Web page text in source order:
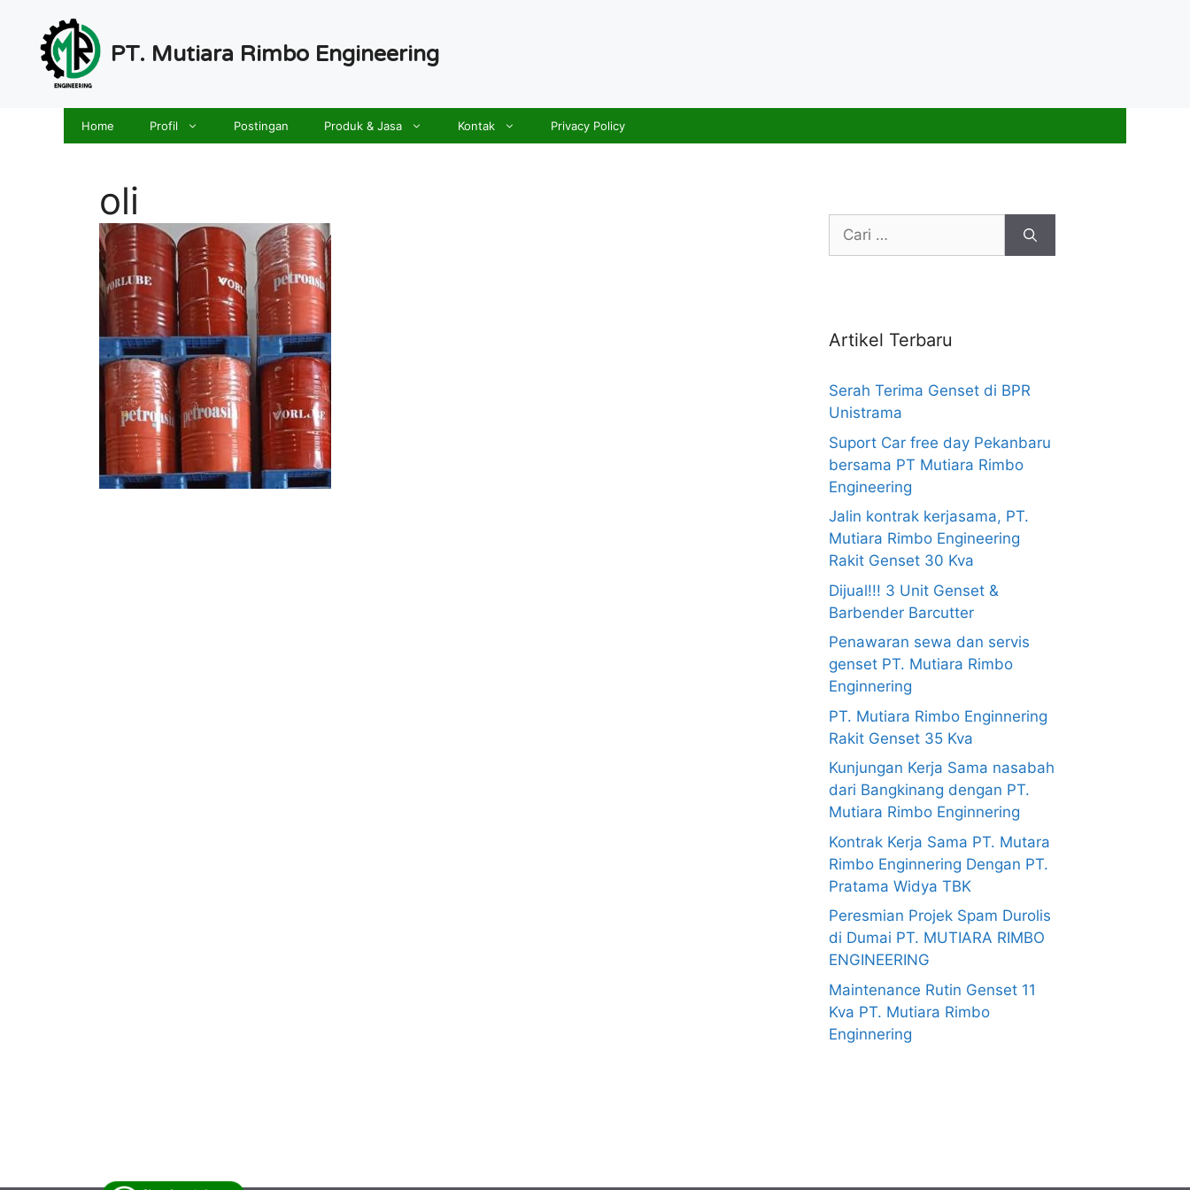
PT. Mutiara Rimbo Engineering
Home Profil Postingan Produk & Jasa Kontak Privacy Policy
oli
Cari
Artikel Terbaru
Serah Terima Genset di BPR
Unistrama
Suport Car free day Pekanbaru
bersama PT Mutiara Rimbo
Engineering
Jalin kontrak kerjasama, PT.
Mutiara Rimbo Engineering
Rakit Genset 30 Kva
Dijual!!! 3 Unit Genset &
Barbender Barcutter
Penawaran sewa dan servis
genset PT. Mutiara Rimbo
Enginnering
PT. Mutiara Rimbo Enginnering
Rakit Genset 35 Kva
Kunjungan Kerja Sama nasabah
dari Bangkinang dengan PT.
Mutiara Rimbo Enginnering
Kontrak Kerja Sama PT. Mutara
Rimbo Enginnering Dengan PT.
Pratama Widya TBK
Peresmian Projek Spam Durolis
di Dumai PT. MUTIARA RIMBO
ENGINEERING
Maintenance Rutin Genset 11
Kva PT. Mutiara Rimbo
Enginnering